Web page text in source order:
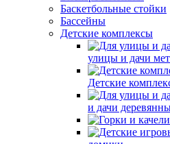
Баскетбольные стойки
Бассейны
Детские комплексы
улицы и дачи
Детские
и дачи